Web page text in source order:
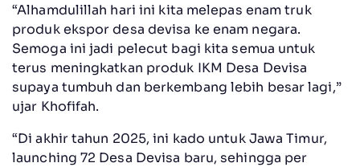
“Alhamdulillah hari ini kita melepas enam truk
produk ekspor desa devisa ke enam negara.
Semoga ini jadi pelecut bagi kita semua untuk
terus meningkatkan produk IKM Desa Devisa
supaya tumbuh dan berkembang lebih besar lagi,”
ujar Khofifah.
“Di akhir tahun 2025, ini kado untuk Jawa Timur,
launching 72 Desa Devisa baru, sehingga per